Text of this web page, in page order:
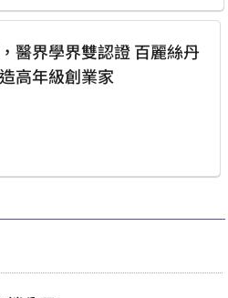
學界雙認證 百麗絲丹
高年級創業家